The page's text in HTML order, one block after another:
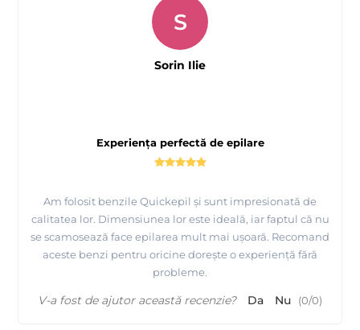
Experiența perfectă de epilare
Am folosit benzile Quickepil și sunt impresionată de
calitatea lor. Dimensiunea lor este ideală, iar faptul că nu
se scamosează face epilarea mult mai ușoară. Recomand
aceste benzi pentru oricine dorește o experiență fără
probleme.
S
Sorin Ilie
V-a fost de ajutor această recenzie? Da Nu (0/0)